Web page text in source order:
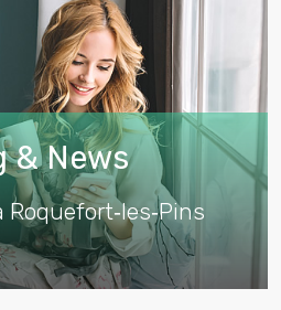
& News
Roquefort‑les‑Pins